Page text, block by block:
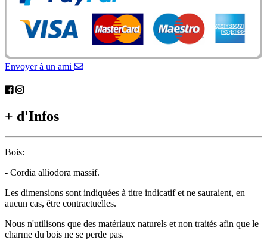
Envoyer à un ami
+ d'Infos
Bois:
- Cordia alliodora massif.
Les dimensions sont indiquées à titre indicatif et ne sauraient, en
aucun cas, être contractuelles.
Nous n'utilisons que des matériaux naturels et non traités afin que le
charme du bois ne se perde pas.